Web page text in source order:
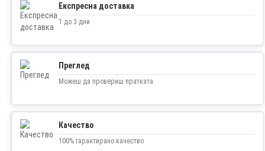
Експресна доставка
1 до 3 дни
Преглед
Можеш да провериш пратката
Качество
100% гарантирано качество